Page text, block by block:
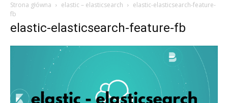
Strona główna elastic – elasticsearch
elastic-elasticsearch-feature-
fb
elastic-elasticsearch-feature-fb